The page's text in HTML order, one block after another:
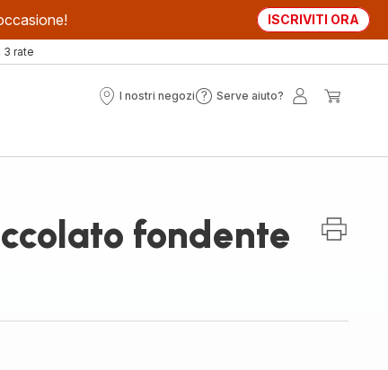
ISCRIVITI ORA
3 rate
I nostri negozi
I
Serve aiuto?
Serve
fondente